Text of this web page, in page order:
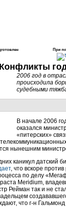
При
Конфликты
2006 год в
происходила
судебными
В начале 2006
оказался
«питерских»
нынешним
каникул
, что вскоре
по делу
Meridium,
Рейман так и не
что г-н